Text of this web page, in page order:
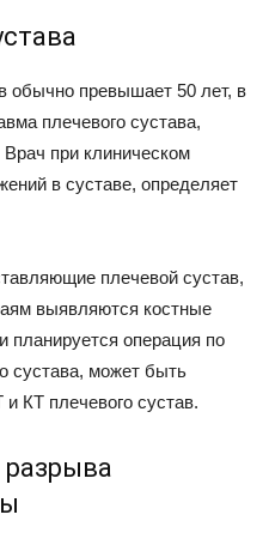
обычно превышает 50 лет, в
плечевого сустава,
при клиническом
в суставе, определяет
плечевой сустав,
выявляются костные
планируется операция по
сустава, может быть
КТ плечевого сустав.